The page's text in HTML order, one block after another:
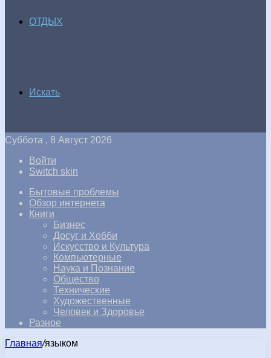
ОТДЫХ
Искать
Суббота , 8 Август 2026
Войти
Switch skin
Бытовые проблемы
Обзор интернета
Книги
Бизнес
Досуг и Хобби
Искусство и Культура
Компьютерные
Наука и Познание
Общество
Технические
Художественные
Человек и Здоровье
Разное
Главная/языком